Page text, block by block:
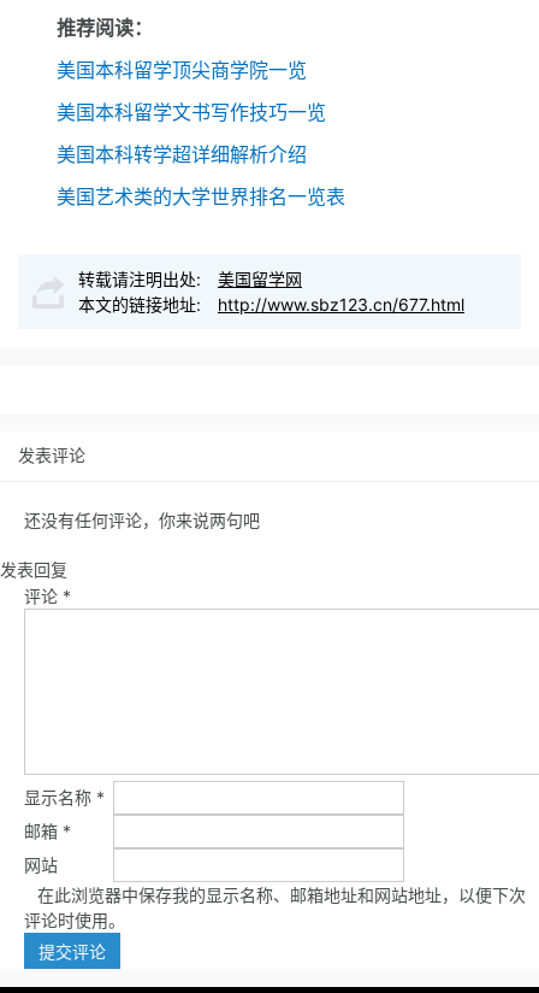
推荐阅读：
美国本科留学顶尖商学院一览
美国本科留学文书写作技巧一览
美国本科转学超详细解析介绍
美国艺术类的大学世界排名一览表
转载请注明出处:
美国留学网
本文的链接地址:
http://www.sbz123.cn/677.html
发表评论
还没有任何评论，你来说两句吧
发表回复
评论 *
显示名称 *
邮箱 *
网站
在此浏览器中保存我的显示名称、邮箱地址和网站地址，以便下次
评论时使用。